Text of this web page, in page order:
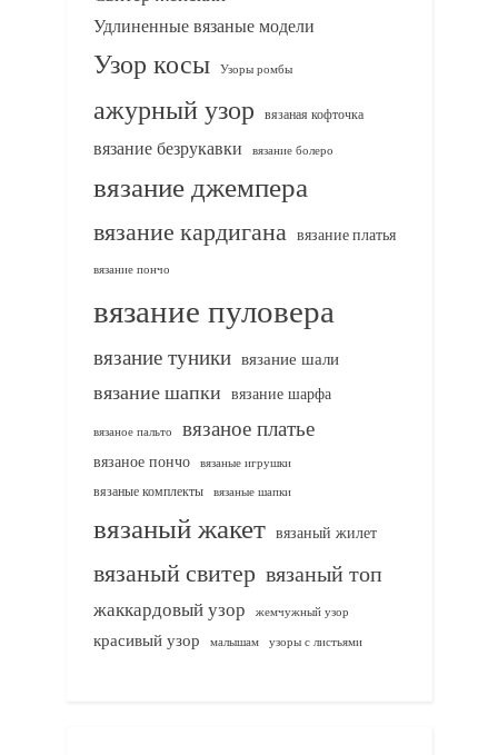
Удлиненные вязаные модели
Узор косы Узоры ромбы
ажурный узор вязаная кофточка
вязание безрукавки вязание болеро
вязание джемпера
вязание кардигана вязание платья
вязание пончо
вязание пуловера
вязание туники вязание шали
вязание шапки вязание шарфа
вязаное пальто вязаное платье
вязаное пончо вязаные игрушки
вязаные комплекты
вязаные шапки
вязаный жакет вязаный жилет
вязаный свитер вязаный топ
жаккардовый узор жемчужный узор
красивый узор малышам узоры с листьями